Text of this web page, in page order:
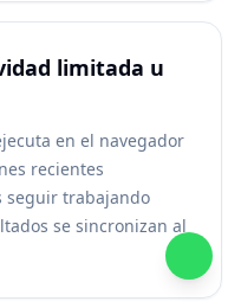
limitada u
en el navegador
recientes
seguir trabajando
se sincronizan al